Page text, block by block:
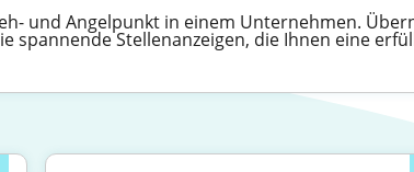
und Angelpunkt in einem Unternehmen.
spannende Stellenanzeigen, die Ihnen eine